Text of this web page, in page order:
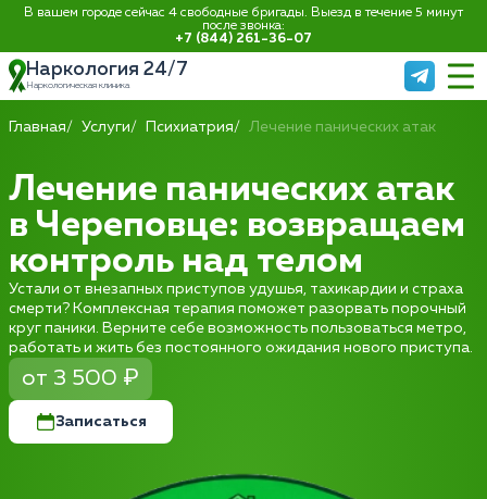
В вашем городе сейчас 4 свободные бригады. Выезд в течение 5 минут
после звонка:
+7 (844) 261-36-07
Наркология 24/7
Наркологическая клиника
Главная Услуги Психиатрия Лечение панических атак
Лечение панических атак
в Череповце: возвращаем
контроль над телом
Устали от внезапных приступов удушья, тахикардии и страха
смерти? Комплексная терапия поможет разорвать порочный
круг паники. Верните себе возможность пользоваться метро,
работать и жить без постоянного ожидания нового приступа.
от 3 500 ₽
Записаться